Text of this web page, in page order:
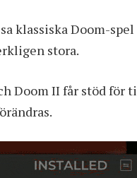
klassiska Doom-
stora.
Doom II får stöd för